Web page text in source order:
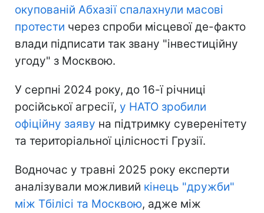
окупованій Абхазії спалахнули масові
протести через спроби місцевої де-факто
влади підписати так звану "інвестиційну
угоду" з Москвою.
У серпні 2024 року, до 16-ї річниці
російської агресії, у НАТО зробили
офіційну заяву на підтримку суверенітету
та територіальної цілісності Грузії.
Водночас у травні 2025 року експерти
аналізували можливий кінець "дружби"
між Тбілісі та Москвою, адже між